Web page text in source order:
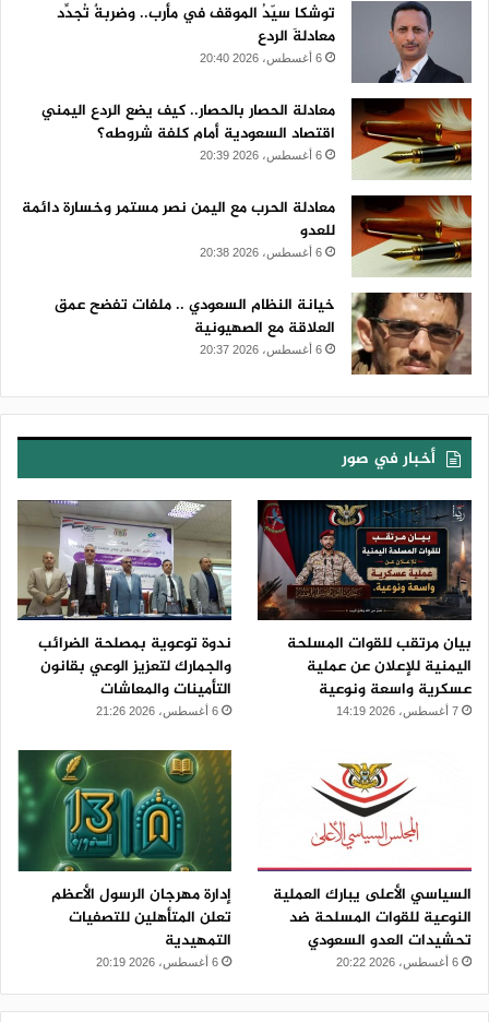
توشكا سيّدُ الموقف في مأرب.. وضربةٌ تُجدِّد
معادلةَ الردع
6 أغسطس، 2026 20:40
معادلة الحصار بالحصار.. كيف يضع الردع اليمني
اقتصاد السعودية أمام كلفة شروطه؟
6 أغسطس، 2026 20:39
معادلة الحرب مع اليمن نصر مستمر وخسارة دائمة
للعدو
6 أغسطس، 2026 20:38
خيانة النظام السعودي .. ملفات تفضح عمق
العلاقة مع الصهيونية
6 أغسطس، 2026 20:37
أخبار في صور
بيان مرتقب للقوات المسلحة
اليمنية للإعلان عن عملية
عسكرية واسعة ونوعية
7 أغسطس، 2026 14:19
ندوة توعوية بمصلحة الضرائب
والجمارك لتعزيز الوعي بقانون
التأمينات والمعاشات
6 أغسطس، 2026 21:26
السياسي الأعلى يبارك العملية
النوعية للقوات المسلحة ضد
تحشيدات العدو السعودي
6 أغسطس، 2026 20:22
إدارة مهرجان الرسول الأعظم
تعلن المتأهلين للتصفيات
التمهيدية
6 أغسطس، 2026 20:19